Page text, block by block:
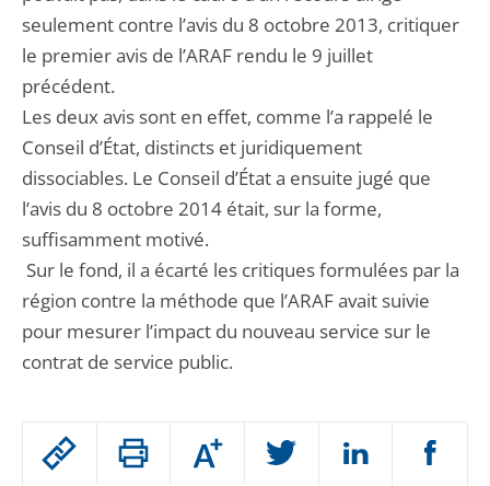
Passer
Augmenter
ou
seulement contre l’avis du 8 octobre 2013, critiquer
le premier avis de l’ARAF rendu le 9 juillet
précédent.
Les deux avis sont en effet, comme l’a rappelé le
Conseil d’État, distincts et juridiquement
dissociables. Le Conseil d’État a ensuite jugé que
l’avis du 8 octobre 2014 était, sur la forme,
suffisamment motivé.
Sur le fond, il a écarté les critiques formulées par la
région contre la méthode que l’ARAF avait suivie
pour mesurer l’impact du nouveau service sur le
contrat de service public.